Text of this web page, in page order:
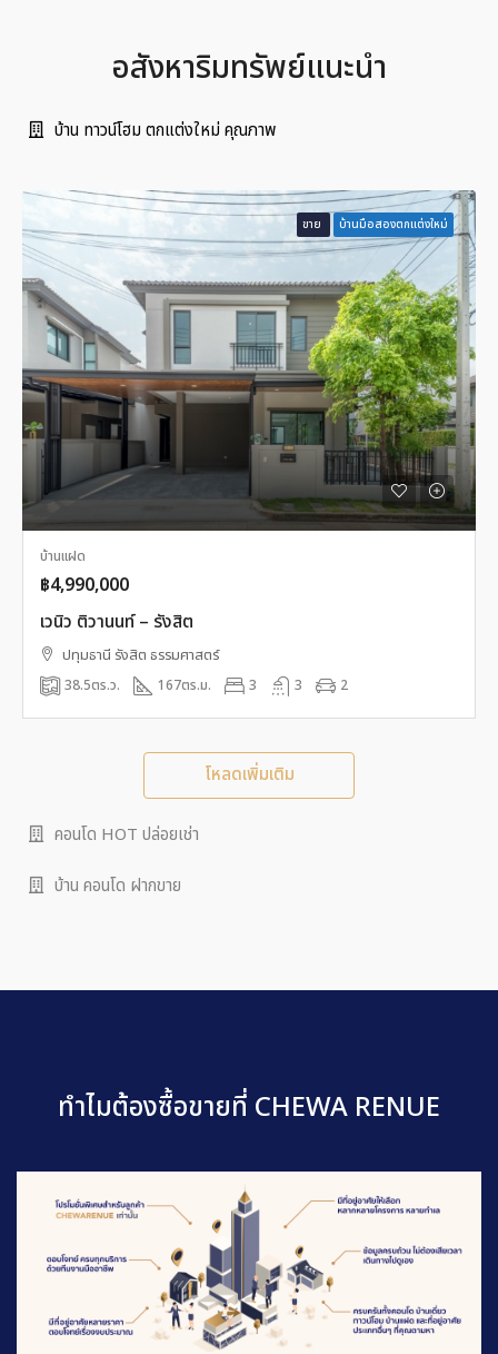
อสังหาริมทรัพย์แนะนำ
บ้าน ทาวน์โฮม ตกแต่งใหม่ คุณภาพ
ขาย บ้านมือสองตกแต่งใหม่
บ้านแฝด
฿4,990,000
เวนิว ติวานนท์ – รังสิต
ปทุมธานี รังสิต ธรรมศาสตร์
38.5ตร.ว. 167ตร.ม. 3 3 2
โหลดเพิ่มเติม
คอนโด HOT ปล่อยเช่า
บ้าน คอนโด ฝากขาย
ทำไมต้องซื้อขายที่ CHEWA RENUE